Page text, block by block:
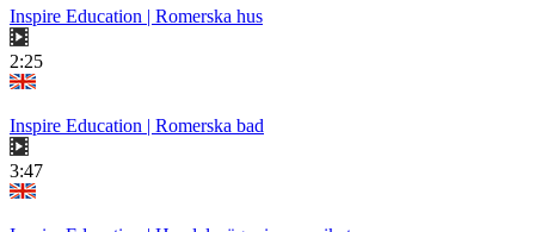
Inspire Education | Romerska hus
2:25
Inspire Education | Romerska bad
3:47